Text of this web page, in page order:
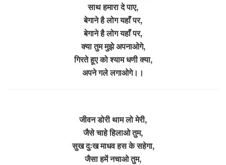
साथ हमारा दे पाए,
बेगाने है लोग यहाँ पर,
बेगाने है लोग यहाँ पर,
क्या तुम मुझे अपनाओगे,
गिरते हूए को श्याम धणी क्या,
अपने गले लगाओगे।।
जीवन डोरी थाम लो मेरी,
जैसे चाहे हिलाओ तुम,
सुख दुःख माधव हस के सहेगा,
जैसा हमें नचाओ तुम,